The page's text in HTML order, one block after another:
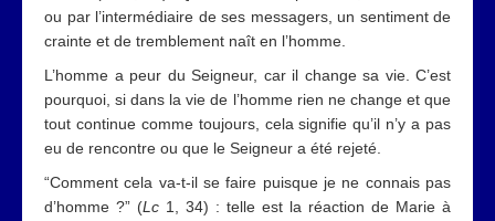
ou par l’intermédiaire de ses messagers, un sentiment de
crainte et de tremblement naît en l’homme.
L’homme a peur du Seigneur, car il change sa vie. C’est
pourquoi, si dans la vie de l’homme rien ne change et que
tout continue comme toujours, cela signifie qu’il n’y a pas
eu de rencontre ou que le Seigneur a été rejeté.
“Comment cela va-t-il se faire puisque je ne connais pas
d’homme ?” (Lc 1, 34) : telle est la réaction de Marie à